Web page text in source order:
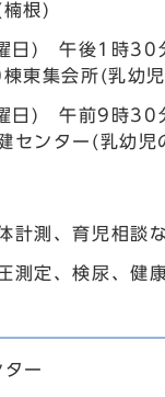
根)
日) 午後1時30
東集会所(乳幼
日) 午前9時30
センター(乳幼児
計測、育児相談
測定、検尿、健
ー